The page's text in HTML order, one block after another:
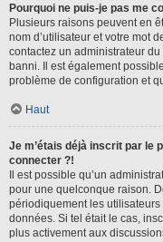
Pourquoi ne puis-je pas me
Plusieurs raisons peuvent en
nom d’utilisateur et votre mot
contactez un administrateur
banni. Il est également
problème de configuration et
Haut
Je m’étais déjà inscrit par le
connecter ?!
Il est possible qu’un
pour une quelconque raison.
périodiquement les
données. Si tel était le cas,
plus activement aux